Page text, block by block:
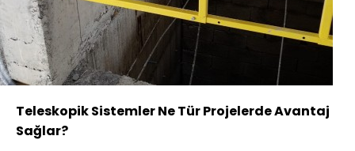
Teleskopik Sistemler Ne Tür Projelerde Avantaj
Sağlar?